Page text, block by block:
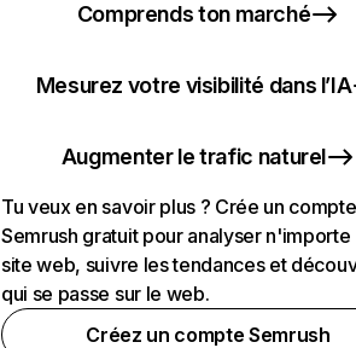
Comprends ton marché
Mesurez votre visibilité dans l’IA
Augmenter le trafic naturel
Tu veux en savoir plus ? Crée un compte
Semrush gratuit pour analyser n'importe
site web, suivre les tendances et
qui se passe sur le web.
Créez un compte Semrush